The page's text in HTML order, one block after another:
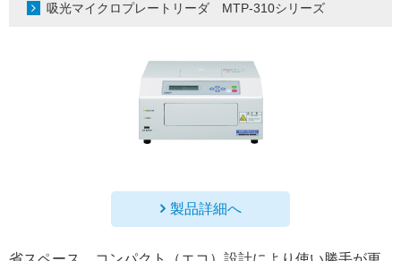
吸光マイクロプレートリーダ MTP-310シリーズ
製品詳細へ